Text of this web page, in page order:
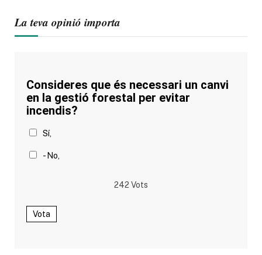
La teva opinió importa
Consideres que és necessari un canvi
en la gestió forestal per evitar
incendis?
Sí,
- No,
242 Vots
Vota